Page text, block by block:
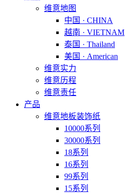
维意地图
中国 · CHINA
越南 · VIETNAM
泰国 · Thailand
美国 · American
维意实力
维意历程
维意责任
产品
维意地板装饰纸
10000系列
30000系列
18系列
16系列
99系列
15系列